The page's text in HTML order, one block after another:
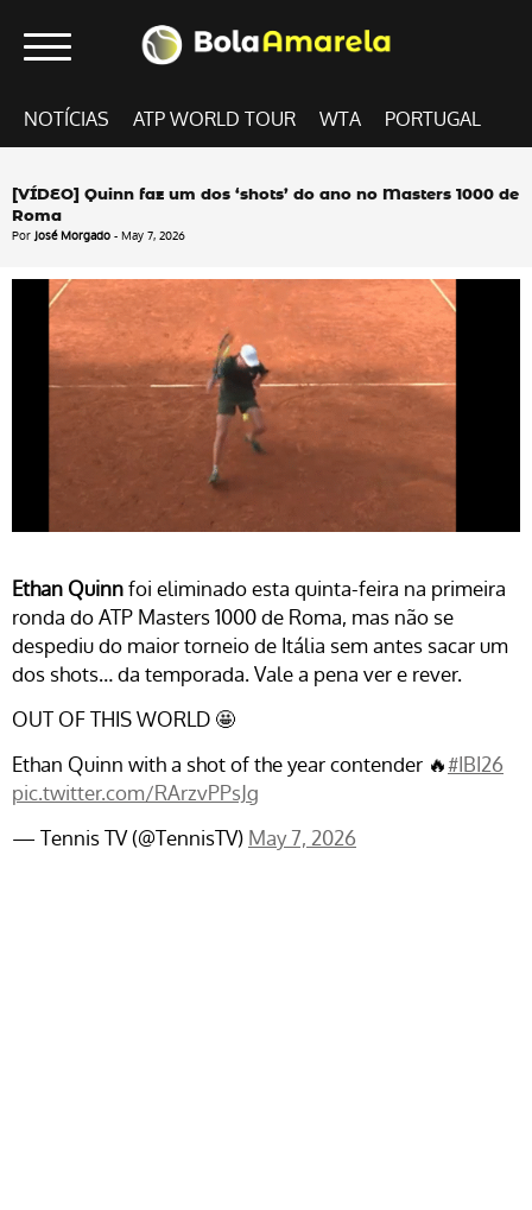
NOTÍCIAS ATP WORLD TOUR WTA PORTUGAL
[VÍDEO] Quinn faz um dos ‘shots’ do ano no Masters 1000 de
Roma
Por José Morgado - May 7, 2026
Ethan Quinnfoi eliminado esta quinta-feira na primeira
ronda do ATP Masters 1000 de Roma, mas não se
despediu do maior torneio de Itália sem antes sacar um
dos shots… da temporada. Vale a pena ver e rever.
OUT OF THIS WORLD 🤩
Ethan Quinn with a shot of the year contender 🔥#IBI26
pic.twitter.com/RArzvPPsJg
— Tennis TV (@TennisTV) May 7, 2026